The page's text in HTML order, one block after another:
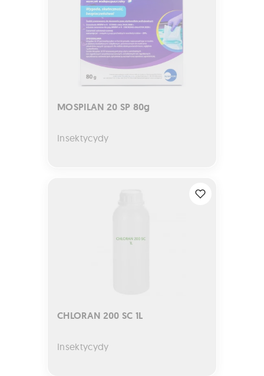
MOSPILAN 20 SP 80g
Insektycydy
CHLORAN 200 SC 1L
Insektycydy